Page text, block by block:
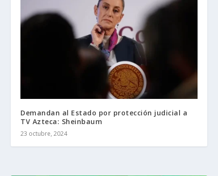
Demandan al Estado por protección judicial a
TV Azteca: Sheinbaum
23 octubre, 2024